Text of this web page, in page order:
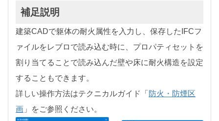
補足説明
建築CADで躯体の耐火属性を入力し、保存したIFCフ
ァイルをレブロで読み込む時に、プロパティセットを
割り当てることで読み込んだ壁や床に耐火構造を設定
することもできます。
詳しい操作方法はテクニカルガイド「 防火・防煙区
画 」をご参照ください。